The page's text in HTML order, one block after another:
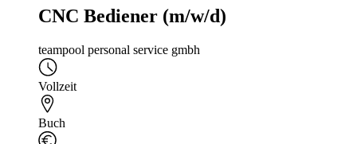
CNC Bediener (m/w/d)
teampool personal service gmbh
Vollzeit
Buch